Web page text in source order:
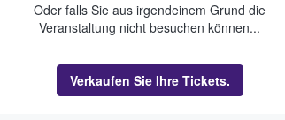
Oder falls Sie aus irgendeinem Grund die
Veranstaltung nicht besuchen können...
Verkaufen Sie Ihre Tickets.